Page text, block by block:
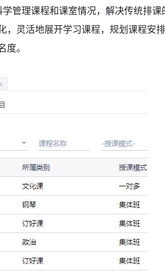
管理课程和课室情况，解决传统排课
灵活地展开学习课程，规划课程安
。